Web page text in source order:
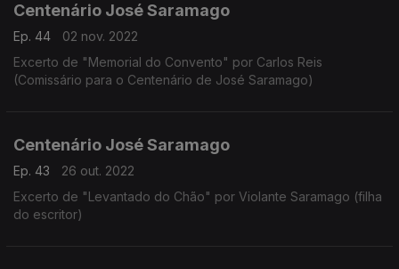
Centenário José Saramago
Ep. 44
02 nov. 2022
Excerto de "Memorial do Convento" por Carlos Reis
(Comissário para o Centenário de José Saramago)
Centenário José Saramago
Ep. 43
26 out. 2022
Excerto de "Levantado do Chão" por Violante Saramago (filha
do escritor)